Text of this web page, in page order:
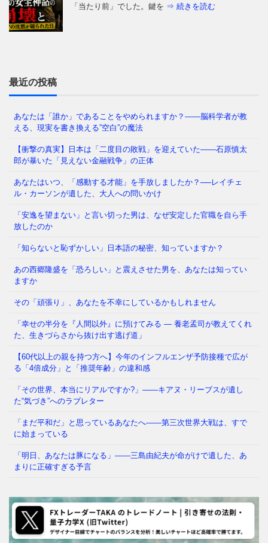
「当たり前」でした。鍵を ⇒ 続きを読む
今の日本を覆う重苦しい閉塞感。「この国はもうダメ
字を見れば、私たちは依然⇒ 続きを読む
がっています。 議員たちの「海外視察」——その名
ま避難所に駆け込んだとし⇒ 続きを読む
最近の投稿
あなたは「誰か」であることをやめられますか？——脳科学者が教
える、現実を書き換える”空白”の魔法
【衝撃の真実】日本は「二度目の敗戦」を迎えていた――石原慎太
郎が暴いた「見えない金融戦争」の正体
あなたはいつ、「感動する才能」を手放しましたか？──レイチェ
ル・カーソンが遺した、大人への問いかけ
「安逸を望まない」と言い切った男は、なぜ安定した官職を自ら手
放したのか
「知らないと恥ずかしい」日本語の秘密、知っていますか？
あの西郷隆盛を「恐ろしい」と震えさせた男を、あなたは知ってい
ますか
その「頑張り」、あなたを不幸にしているかもしれません
「幸せの半分を『人間以外』に預けてみる ― 養老孟司が教えてくれ
た、生きづらさから抜け出す逃げ道」
【60代以上の親を持つ方へ】今年のインフルエンザ予防接種で広が
る「4倍成分」と「推奨年齢」の違和感
「その世界、本当にリアルですか?」——キアヌ・リーブスが遺し
た“気づき”へのラブレター
「まだ平和だ」と思っているあなたへ——第三次世界大戦は、すで
に始まっている
「明日、あなたは豚になる」——三島由紀夫が命がけで遺した、あ
まりに正確すぎる予言